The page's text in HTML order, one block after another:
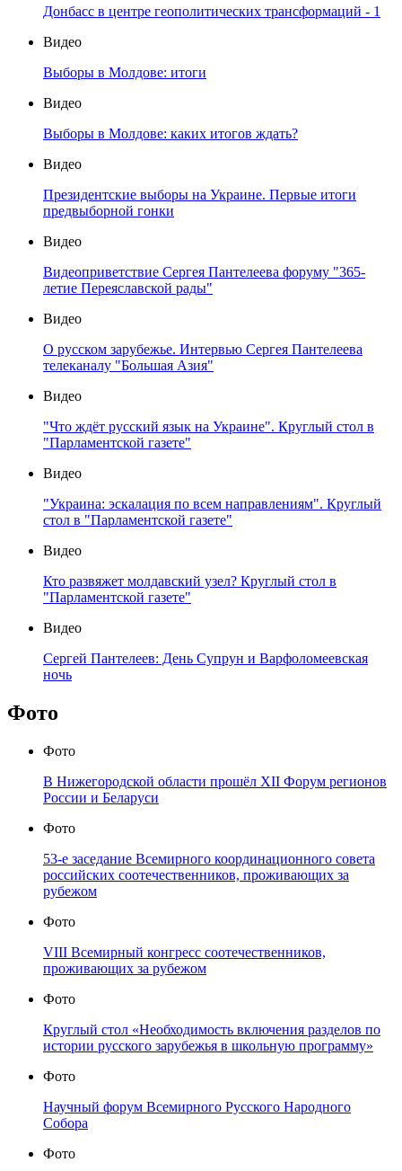
Донбасс в центре геополитических трансформаций - 1
Видео
Выборы в Молдове: итоги
Видео
Выборы в Молдове: каких итогов ждать?
Видео
Президентские выборы на Украине. Первые итоги
предвыборной гонки
Видео
Видеоприветствие Сергея Пантелеева форуму "365-
летие Переяславской рады"
Видео
О русском зарубежье. Интервью Сергея Пантелеева
телеканалу "Большая Азия"
Видео
"Что ждёт русский язык на Украине". Круглый стол в
"Парламентской газете"
Видео
"Украина: эскалация по всем направлениям". Круглый
стол в "Парламентской газете"
Видео
Кто развяжет молдавский узел? Круглый стол в
"Парламентской газете"
Видео
Сергей Пантелеев: День Супрун и Варфоломеевская
ночь
Фото
Фото
В Нижегородской области прошёл XII Форум регионов
России и Беларуси
Фото
53-е заседание Всемирного координационного совета
российских соотечественников, проживающих за
рубежом
Фото
VIII Всемирный конгресс соотечественников,
проживающих за рубежом
Фото
Круглый стол «Необходимость включения разделов по
истории русского зарубежья в школьную программу»
Фото
Научный форум Всемирного Русского Народного
Собора
Фото